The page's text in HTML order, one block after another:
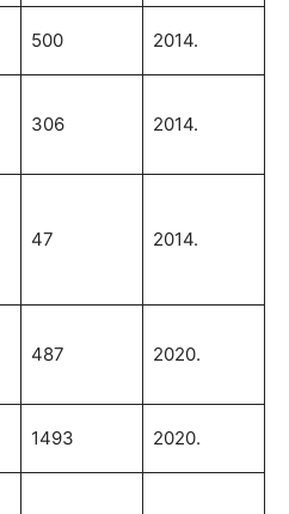
500 2014.
306 2014.
47 2014.
487 2020.
1493 2020.